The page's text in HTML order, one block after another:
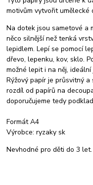
motivům vytvořit umělecké
Na dotek jsou sametové a
něco silnější než tenká
lepidlem. Lepí se pomocí
dřevo, lepenku, kov, sklo.
možné lepit i na něj,
Rýžový papír je průsvitný
rozdíl od papírů na
doporučujeme tedy
Formát A4
Výrobce: ryzaky sk
Nevhodné pro děti do 3 let.